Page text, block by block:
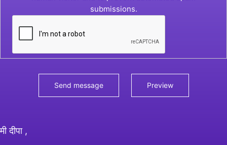
submissions.
मी दीपा ,